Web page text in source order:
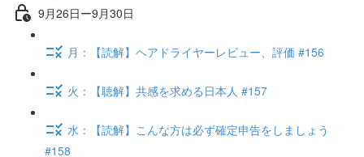
9月26日ー9月30日
月：【読解】ヘアドライヤーレビュー、評価 #156
火：【聴解】共感を求める日本人 #157
水：【読解】こんな方は必ず確定申告をしましょう
#158